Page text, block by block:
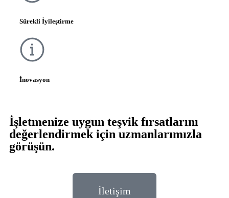
Sürekli İyileştirme
İnovasyon
İşletmenize uygun teşvik fırsatlarını
değerlendirmek için uzmanlarımızla
görüşün.
İletişim